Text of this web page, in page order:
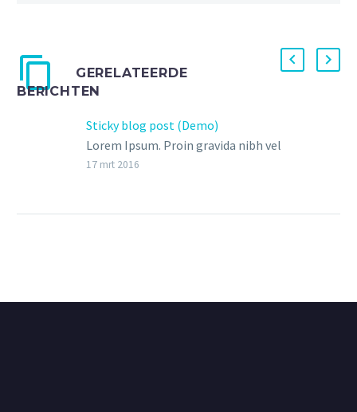
GERELATEERDE
BERICHTEN
Sticky blog post (Demo)
Lorem Ipsum. Proin gravida nibh vel
velit auctor aliquet. Aenean
17 mrt 2016